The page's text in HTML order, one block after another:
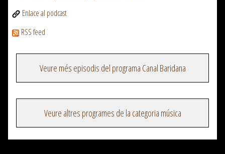
Enlace al podcast
RSS feed
Veure més episodis del programa Canal Baridana
Veure altres programes de la categoria música